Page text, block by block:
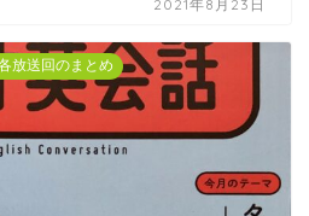
2021年8月23日
放送回のまとめ